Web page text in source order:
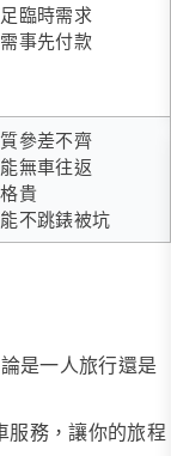
臨時需求
事先付款
參差不齊
無車往返
貴
不跳錶被坑
是一人旅行還是
服務，讓你的旅程